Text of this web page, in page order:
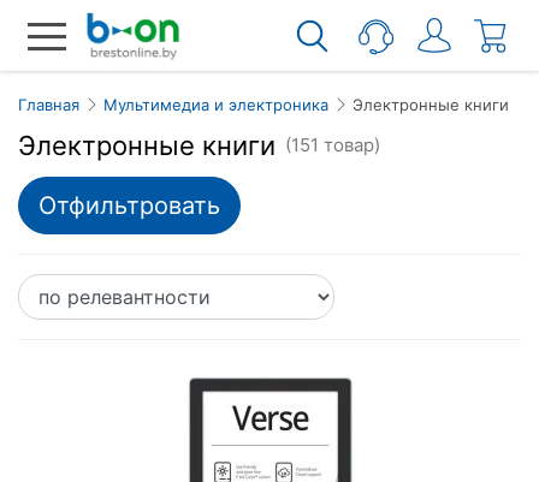
Главная Мультимедиа и электроника Электронные книги
Электронные книги (151 товар)
Отфильтровать